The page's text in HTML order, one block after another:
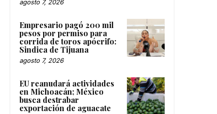
agosto 7, 2026
Empresario pagó 200 mil
pesos por permiso para
corrida de toros apócrifo:
Sindica de Tijuana
agosto 7, 2026
EU reanudará actividades
en Michoacán; México
busca destrabar
exportación de aguacate